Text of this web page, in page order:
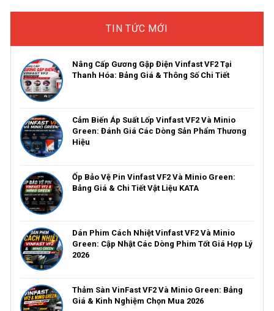
TIN TỨC MỚI
Nâng Cấp Gương Gập Điện Vinfast VF2 Tại
Thanh Hóa: Bảng Giá & Thông Số Chi Tiết
Cảm Biến Áp Suất Lốp Vinfast VF2 Và Minio
Green: Đánh Giá Các Dòng Sản Phẩm Thương
Hiệu
Ốp Bảo Vệ Pin Vinfast VF2 Và Minio Green:
Bảng Giá & Chi Tiết Vật Liệu KATA
Dán Phim Cách Nhiệt Vinfast VF2 Và Minio
Green: Cập Nhật Các Dòng Phim Tốt Giá Hợp Lý
2026
Thảm Sàn VinFast VF2 Và Minio Green: Bảng
Giá & Kinh Nghiệm Chọn Mua 2026